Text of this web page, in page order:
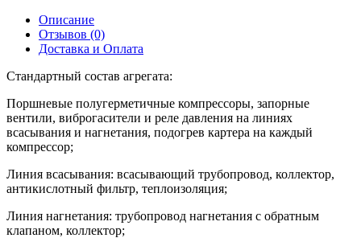
Описание
Отзывов (0)
Доставка и Оплата
Стандартный состав агрегата:
Поршневые полугерметичные компрессоры, запорные
вентили, виброгасители и реле давления на линиях
всасывания и нагнетания, подогрев картера на каждый
компрессор;
Линия всасывания: всасывающий трубопровод, коллектор,
антикислотный фильтр, теплоизоляция;
Линия нагнетания: трубопровод нагнетания с обратным
клапаном, коллектор;